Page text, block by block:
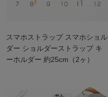
スマホストラップ スマホショル
ダー ショルダーストラップ キ
ーホルダー 約25cm（2ヶ）